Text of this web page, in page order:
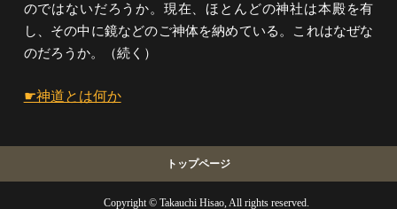
のではないだろうか。現在、ほとんどの神社は本殿を有
し、その中に鏡などのご神体を納めている。これはなぜな
のだろうか。（続く）
☛神道とは何か
トップページ
Copyright © Takauchi Hisao, All rights reserved.